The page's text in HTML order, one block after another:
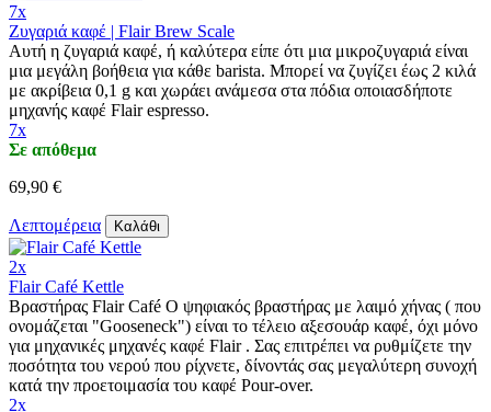
7x
Ζυγαριά καφέ | Flair Brew Scale
Αυτή η ζυγαριά καφέ, ή καλύτερα είπε ότι μια μικροζυγαριά είναι
μια μεγάλη βοήθεια για κάθε barista. Μπορεί να ζυγίζει έως 2 κιλά
με ακρίβεια 0,1 g και χωράει ανάμεσα στα πόδια οποιασδήποτε
μηχανής καφέ Flair espresso.
7x
Σε απόθεμα
69,90 €
Λεπτομέρεια Καλάθι
2x
Flair Café Kettle
Βραστήρας Flair Café Ο ψηφιακός βραστήρας με λαιμό χήνας ( που
ονομάζεται "Gooseneck") είναι το τέλειο αξεσουάρ καφέ, όχι μόνο
για μηχανικές μηχανές καφέ Flair . Σας επιτρέπει να ρυθμίζετε την
ποσότητα του νερού που ρίχνετε, δίνοντάς σας μεγαλύτερη συνοχή
κατά την προετοιμασία του καφέ Pour-over.
2x